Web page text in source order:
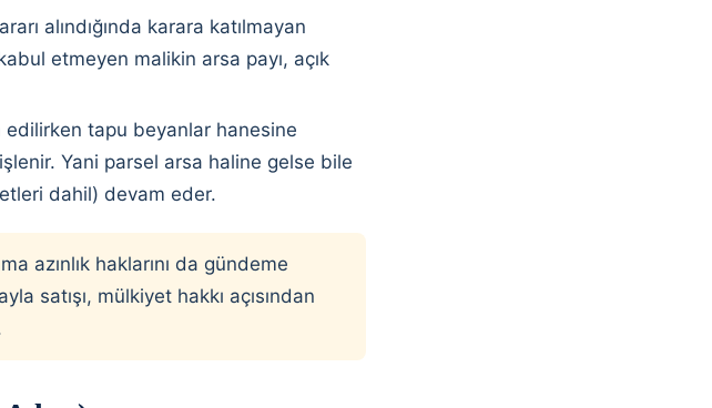
alındığında karara katılmayan
etmeyen malikin arsa payı, açık
edilirken tapu beyanlar hanesine
Yani parsel arsa haline gelse bile
dahil) devam eder.
azınlık haklarını da gündeme
satışı, mülkiyet hakkı açısından